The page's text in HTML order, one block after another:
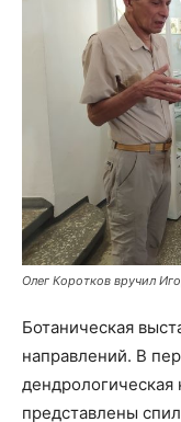
Олег Коротков вручил
Ботаническая
направлений. В
дендрологическая
представлены